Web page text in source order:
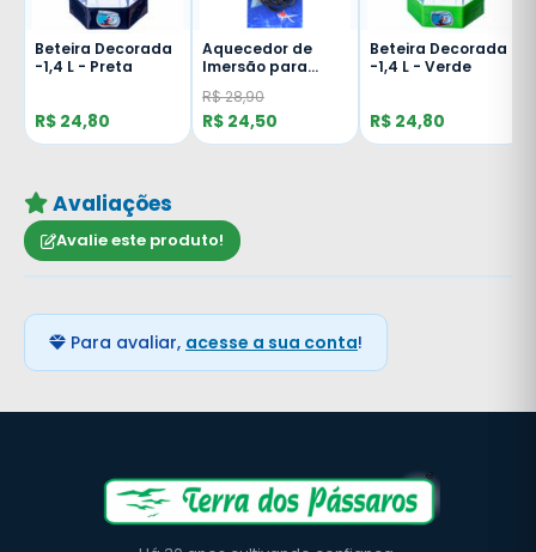
Beteira Decorada
-1,4 L - Preta
R$ 24,80
Aquecedor de
Imersão para
Watts - 220 Volts
R$ 28,90
R$ 24,50
Beteira Decorada
-1,4 L - Verde
R$ 24,80
Avaliações
Avalie este produto!
Para avaliar, acesse a sua conta!